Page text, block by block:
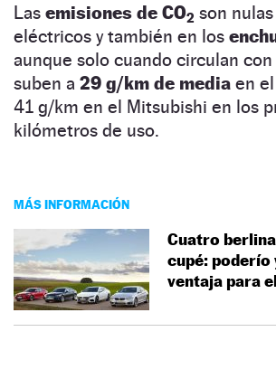
Las emisiones de CO2 son
eléctricos y también en los
aunque solo cuando circulan
suben a 29 g/km de media en el
41 g/km en el Mitsubishi en los
kilómetros de uso.
MÁS INFORMACIÓN
Cuatro
cupé: poderío
ventaja para